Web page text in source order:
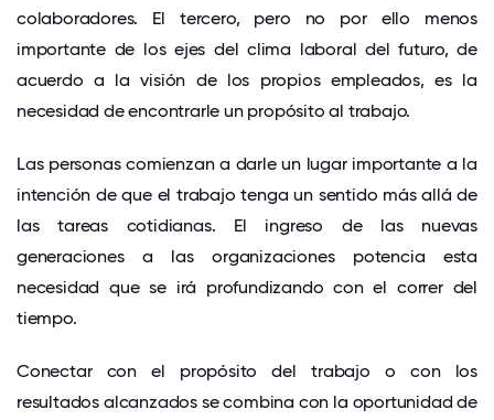
colaboradores. El tercero, pero no por ello menos
importante de los ejes del clima laboral del futuro, de
acuerdo a la visión de los propios empleados, es la
necesidad de encontrarle un propósito al trabajo.
Las personas comienzan a darle un lugar importante a la
intención de que el trabajo tenga un sentido más allá de
las tareas cotidianas. El ingreso de las nuevas
generaciones a las organizaciones potencia esta
necesidad que se irá profundizando con el correr del
tiempo.
Conectar con el propósito del trabajo o con los
resultados alcanzados se combina con la oportunidad de